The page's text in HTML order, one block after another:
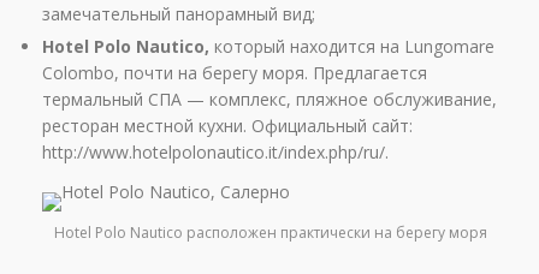
замечательный панорамный вид;
Hotel Polo Nautico, который находится на Lungomare
Colombo, почти на берегу моря. Предлагается
термальный СПА — комплекс, пляжное обслуживание,
ресторан местной кухни. Официальный сайт:
http://www.hotelpolonautico.it/index.php/ru/.
Hotel Polo Nautico расположен практически на берегу моря